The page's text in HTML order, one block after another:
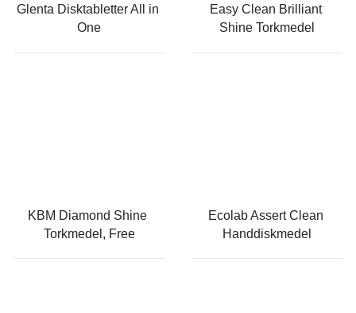
Glenta Disktabletter All in
One
Easy Clean Brilliant
Shine Torkmedel
KBM Diamond Shine
Torkmedel, Free
Ecolab Assert Clean
Handdiskmedel